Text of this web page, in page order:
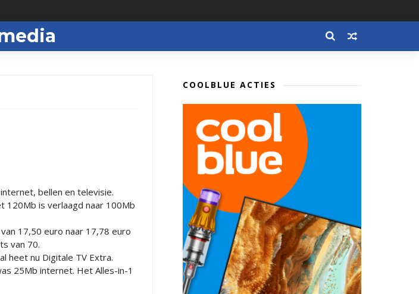
bellen en televisie.
120Mb is verlaagd naar 100Mb
17,50 euro naar 17,78 euro
van 70.
heet nu Digitale TV Extra.
25Mb internet. Het Alles-in-1
COOLBLUE ACTIES